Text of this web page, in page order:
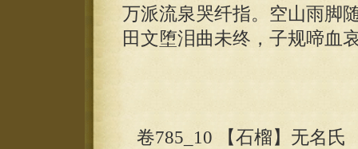
万派流泉哭纤指。空山雨脚
田文堕泪曲未终，子规啼血
卷785_10 【石榴】无名氏